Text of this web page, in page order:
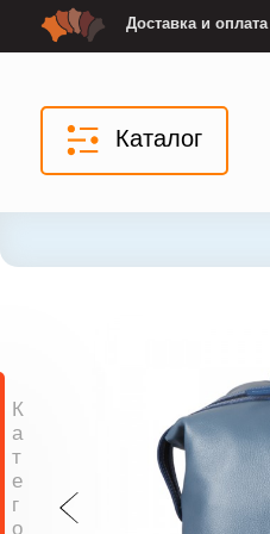
Доставка и оплата
Каталог
К
а
т
е
г
о